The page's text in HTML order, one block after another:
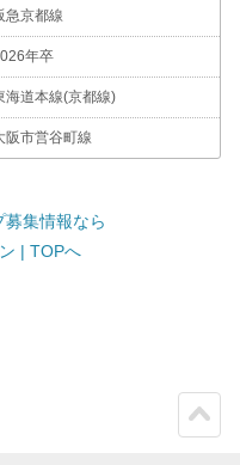
急京都線
年卒
海道本線(京都線)
阪市営谷町線
集情報なら
| TOPへ